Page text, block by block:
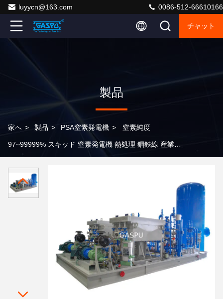
luyycn@163.com 0086-512-66610166
チャット
製品
家へ > 製品 > PSA窒素発電機 > 窒素純度
97~99999% スキッド 窒素発電機 熱処理 鋼鉄線 産業用